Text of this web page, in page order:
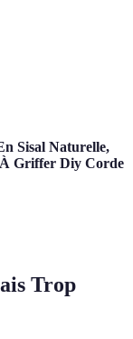
Sisal Naturelle,
Griffer Diy Corde
Trop